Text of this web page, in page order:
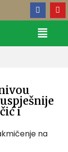
i
na